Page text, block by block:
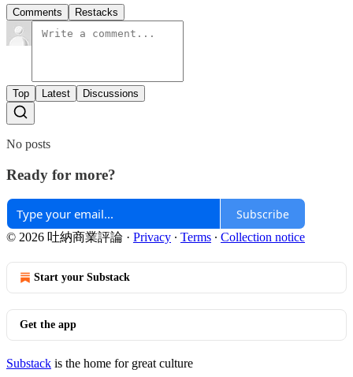
Comments Restacks
Top Latest Discussions
No posts
Ready for more?
Subscribe
© 2026 吐納商業評論 · Privacy ∙ Terms ∙ Collection notice
Start your Substack
Get the app
Substack is the home for great culture